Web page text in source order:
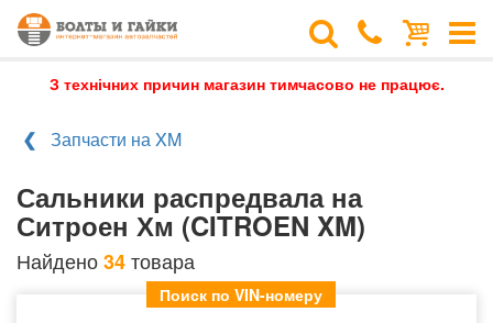
З технічних причин магазин тимчасово не працює.
Запчасти на XM
Сальники распредвала на
Ситроен Хм (CITROEN XM)
Найдено34товара
Поиск по VIN-номеру